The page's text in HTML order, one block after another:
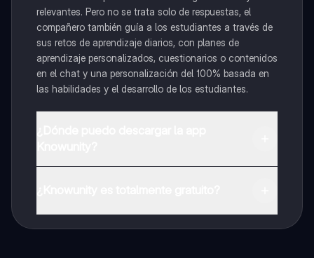
relevantes. Pero no se trata solo de respuestas, el
compañero también guía a los estudiantes a través de
sus retos de aprendizaje diarios, con planes de
aprendizaje personalizados, cuestionarios o contenidos
en el chat y una personalización del 100% basada en
las habilidades y el desarrollo de los estudiantes.